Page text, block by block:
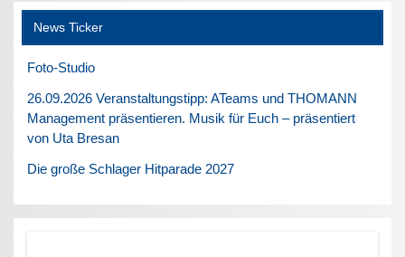
News Ticker
Foto-Studio
26.09.2026 Veranstaltungstipp: ATeams und THOMANN
Management präsentieren. Musik für Euch – präsentiert
von Uta Bresan
Die große Schlager Hitparade 2027